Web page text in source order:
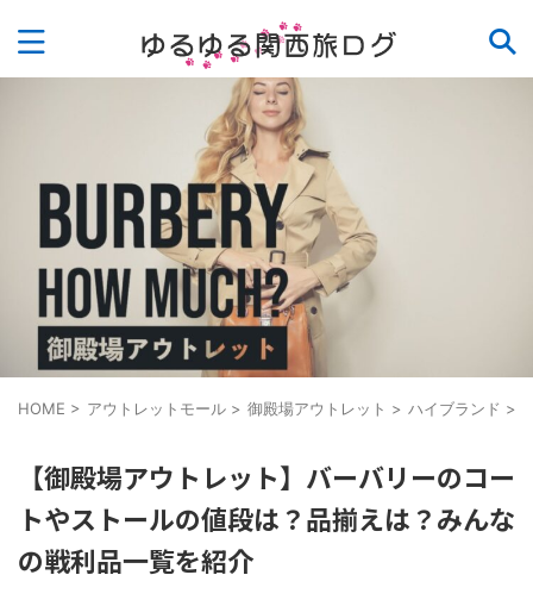
HOME > アウトレットモール > 御殿場アウトレット > ハイブランド >
【御殿場アウトレット】バーバリーのコー
トやストールの値段は？品揃えは？みんな
の戦利品一覧を紹介